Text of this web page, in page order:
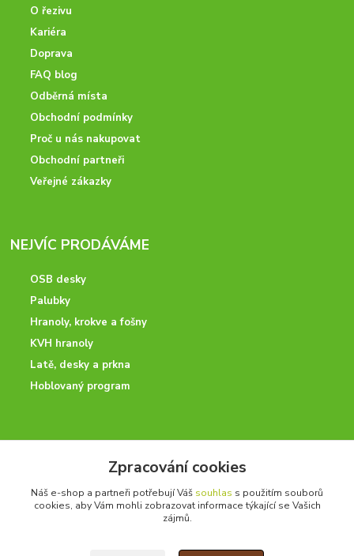
O řezivu
Kariéra
Doprava
FAQ blog
Odběrná místa
Obchodní podmínky
Proč u nás nakupovat
Obchodní partneři
Veřejné zákazky
NEJVÍC PRODÁVÁME
OSB desky
Palubky
Hranoly, krokve a fošny
KVH hranoly
Latě, desky a prkna
Hoblovaný program
+420 728 600 625
po - pá 7:00 - 15:00
Zpracování cookies
Náš e-shop a partneři potřebují Váš souhlas s použitím souborů
cookies, aby Vám mohli zobrazovat informace týkající se Vašich
zájmů.